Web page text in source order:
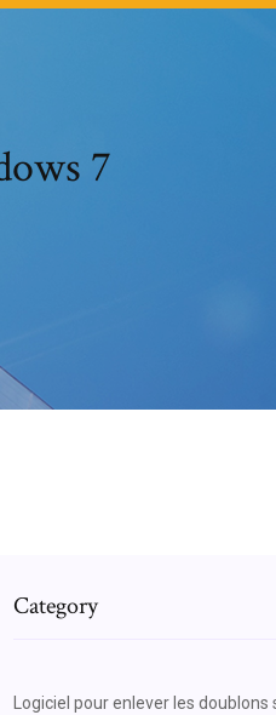
7
Category
Logiciel pour enlever les doublons